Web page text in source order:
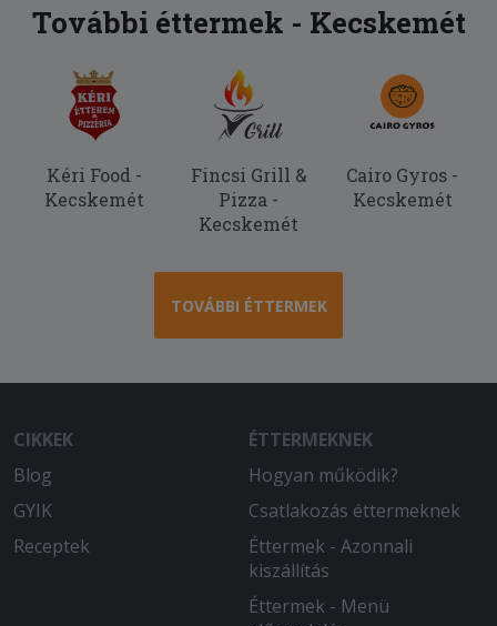
További éttermek - Kecskemét
Kéri Food -
Kecskemét
Fincsi Grill &
Pizza -
Kecskemét
Cairo Gyros -
Kecskemét
TOVÁBBI ÉTTERMEK
CIKKEK
Blog
GYIK
Receptek
ÉTTERMEKNEK
Hogyan működik?
Csatlakozás éttermeknek
Éttermek - Azonnali
kiszállítás
Éttermek - Menü